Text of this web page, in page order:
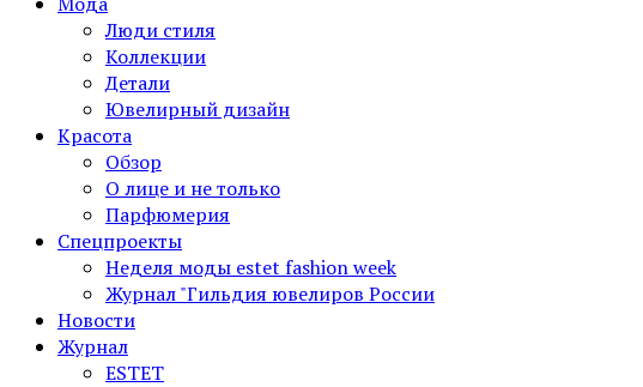
Люди стиля
Коллекции
Детали
Ювелирный дизайн
Красота
Обзор
О лице и не только
Парфюмерия
Спецпроекты
Неделя моды estet fashion week
Журнал "Гильдия ювелиров России
Новости
Журнал
ESTET